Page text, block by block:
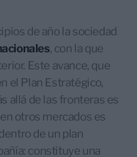
de año la sociedad
, con la que
Este avance, que
el Plan Estratégico,
allá de las fronteras es
otros mercados es
de un plan
constituye una